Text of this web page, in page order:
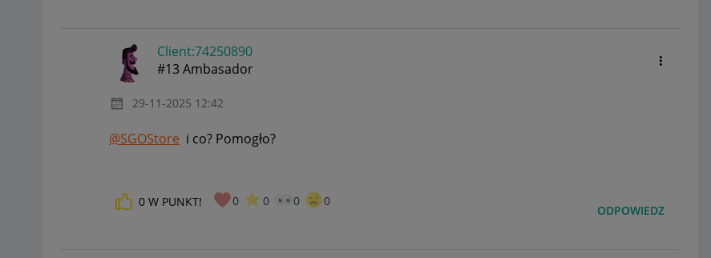
Client:74250890
#13 Ambasador
‎29-11-2025 12:42
@SGOStore i co? Pomogło?
0 W PUNKT! 0 0 0 0
ODPOWIEDZ